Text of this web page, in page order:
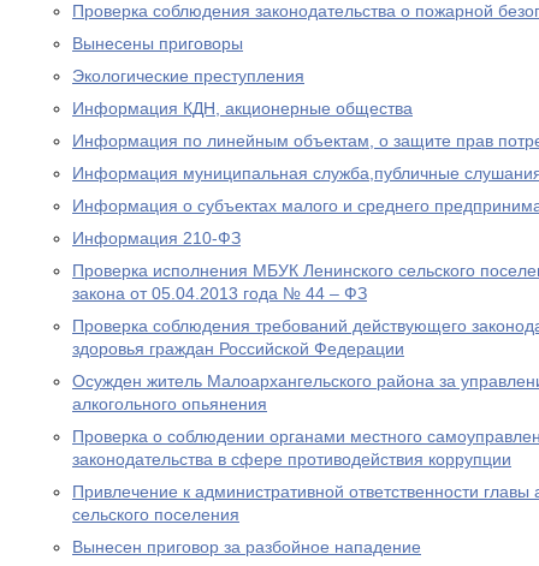
Проверка соблюдения законодательства о пожарной
Вынесены приговоры
Экологические преступления
Информация КДН, акционерные общества
Информация по линейным объектам, о защите прав
Информация муниципальная служба,публичные
Информация о субъектах малого и среднего
Информация 210-ФЗ
Проверка исполнения МБУК Ленинского сельского
закона от 05.04.2013 года № 44 – ФЗ
Проверка соблюдения требований действующего
здоровья граждан Российской Федерации
Осужден житель Малоархангельского района за
алкогольного опьянения
Проверка о соблюдении органами местного
законодательства в сфере противодействия коррупции
Привлечение к административной ответственности
сельского поселения
Вынесен приговор за разбойное нападение